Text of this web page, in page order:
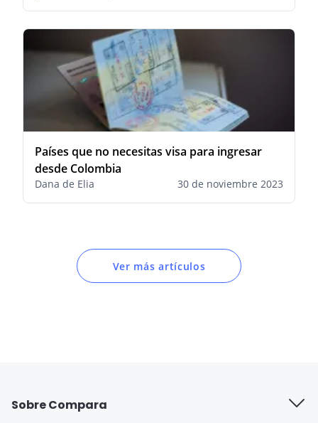
Países que no necesitas visa para ingresar
desde Colombia
Dana de Elia 30 de noviembre 2023
Ver más artículos
Sobre Compara